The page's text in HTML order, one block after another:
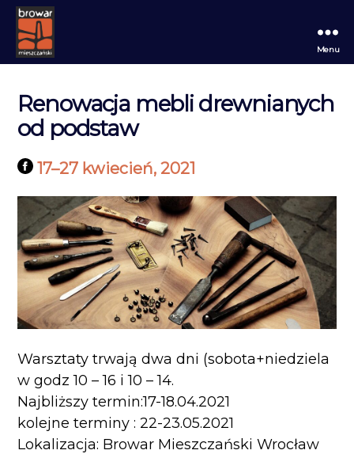
Browar
Menu
Renowacja mebli drewnianych
od podstaw
17–27 kwiecień, 2021
Warsztaty trwają dwa dni (sobota+niedziela
w godz 10 – 16 i 10 – 14.
Najbliższy termin:17-18.04.2021
kolejne terminy : 22-23.05.2021
Lokalizacja: Browar Mieszczański Wrocław